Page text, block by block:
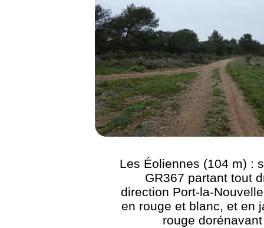
Les Éoliennes (104 m) :
GR367 partant tout
direction Port-la-
en rouge et blanc, et en
rouge dorénavant